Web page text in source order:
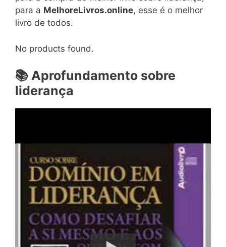
para a MelhoreLivros.online, esse é o melhor
livro de todos.
No products found.
📚 Aprofundamento sobre
liderança